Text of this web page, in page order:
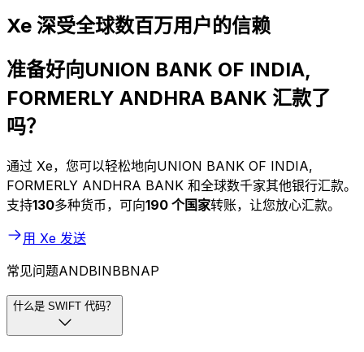
Xe 深受全球数百万用户的信赖
准备好向UNION BANK OF INDIA,
FORMERLY ANDHRA BANK 汇款了
吗？
通过 Xe，您可以轻松地向UNION BANK OF INDIA,
FORMERLY ANDHRA BANK 和全球数千家其他银行汇款。
支持130多种货币，可向190 个国家转账，让您放心汇款。
用 Xe 发送
常见问题ANDBINBBNAP
什么是 SWIFT 代码？